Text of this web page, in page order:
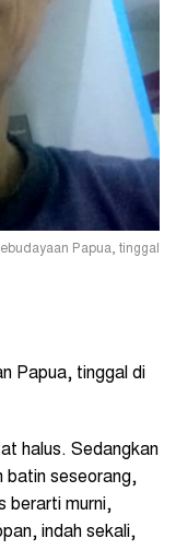
Papua, tinggal
Papua, tinggal di
halus. Sedangkan
batin seseorang,
berarti murni,
indah sekali,